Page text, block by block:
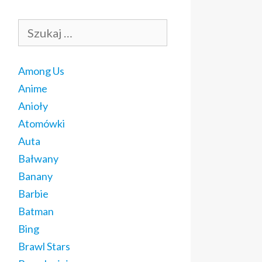
Among Us
Anime
Anioły
Atomówki
Auta
Bałwany
Banany
Barbie
Batman
Bing
Brawl Stars